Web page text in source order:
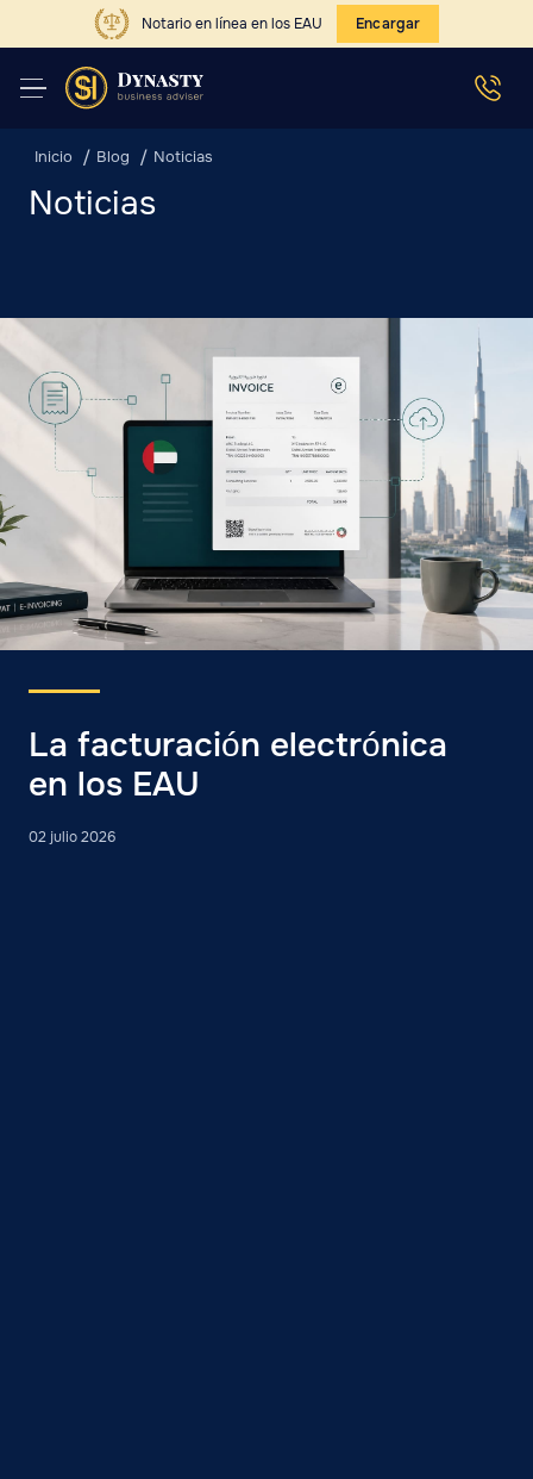
Notario en línea en los EAU Encargar
Inicio Blog Noticias
Noticias
La facturación electrónica
en los EAU
02 julio 2026